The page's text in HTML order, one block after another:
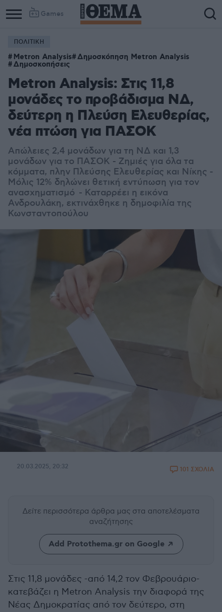
Games
ΠΟΛΙΤΙΚΗ
Metron Analysis Δημοσκόπηση Metron Analysis
Δημοσκοπήσεις
Metron Analysis: Στις 11,8
μονάδες το προβάδισμα ΝΔ,
δεύτερη η Πλεύση Ελευθερίας,
νέα πτώση για ΠΑΣΟΚ
Απώλειες 2,4 μονάδων για τη ΝΔ και 1,3
μονάδων για το ΠΑΣΟΚ - Ζημιές για όλα τα
κόμματα, πλην Πλεύσης Ελευθερίας και Νίκης -
Μόλις 12% δηλώνει θετική εντύπωση για τον
ανασχηματισμό - Καταρρέει η εικόνα
Ανδρουλάκη, εκτινάχθηκε η δημοφιλία της
Κωνσταντοπούλου
20.03.2025, 20:32 101 ΣΧΟΛΙΑ
Δείτε περισσότερα άρθρα μας στα αποτελέσματα
αναζήτησης
Add Protothema.gr on Google
Στις 11,8 μονάδες -από 14,2 τον Φεβρουάριο-
κατεβάζει η Metron Analysis την διαφορά της
Νέας Δημοκρατίας από τον δεύτερο, στη